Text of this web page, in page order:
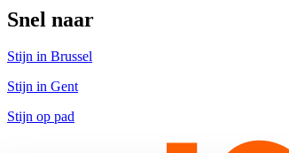
Snel naar
Stijn in Brussel
Stijn in Gent
Stijn op pad